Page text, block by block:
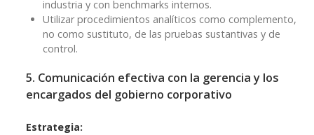
industria y con benchmarks internos.
Utilizar procedimientos analíticos como complemento,
no como sustituto, de las pruebas sustantivas y de
control.
5. Comunicación efectiva con la gerencia y los
encargados del gobierno corporativo
Estrategia: